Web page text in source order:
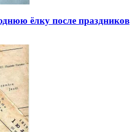
ёлку после праздников